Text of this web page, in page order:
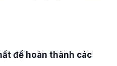
để hoàn thành các